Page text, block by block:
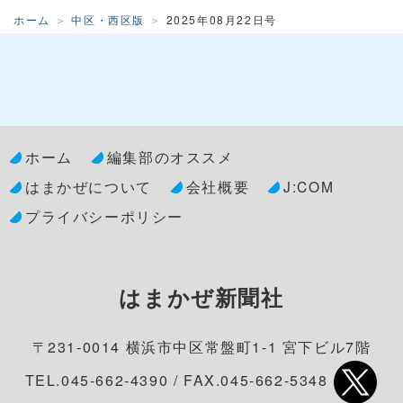
ホーム 中区・西区版 2025年08月22日号
ホーム
編集部のオススメ
はまかぜについて
会社概要
J:COM
プライバシーポリシー
はまかぜ新聞社
〒231-0014 横浜市中区常盤町1-1 宮下ビル7階
TEL.045-662-4390 / FAX.045-662-5348